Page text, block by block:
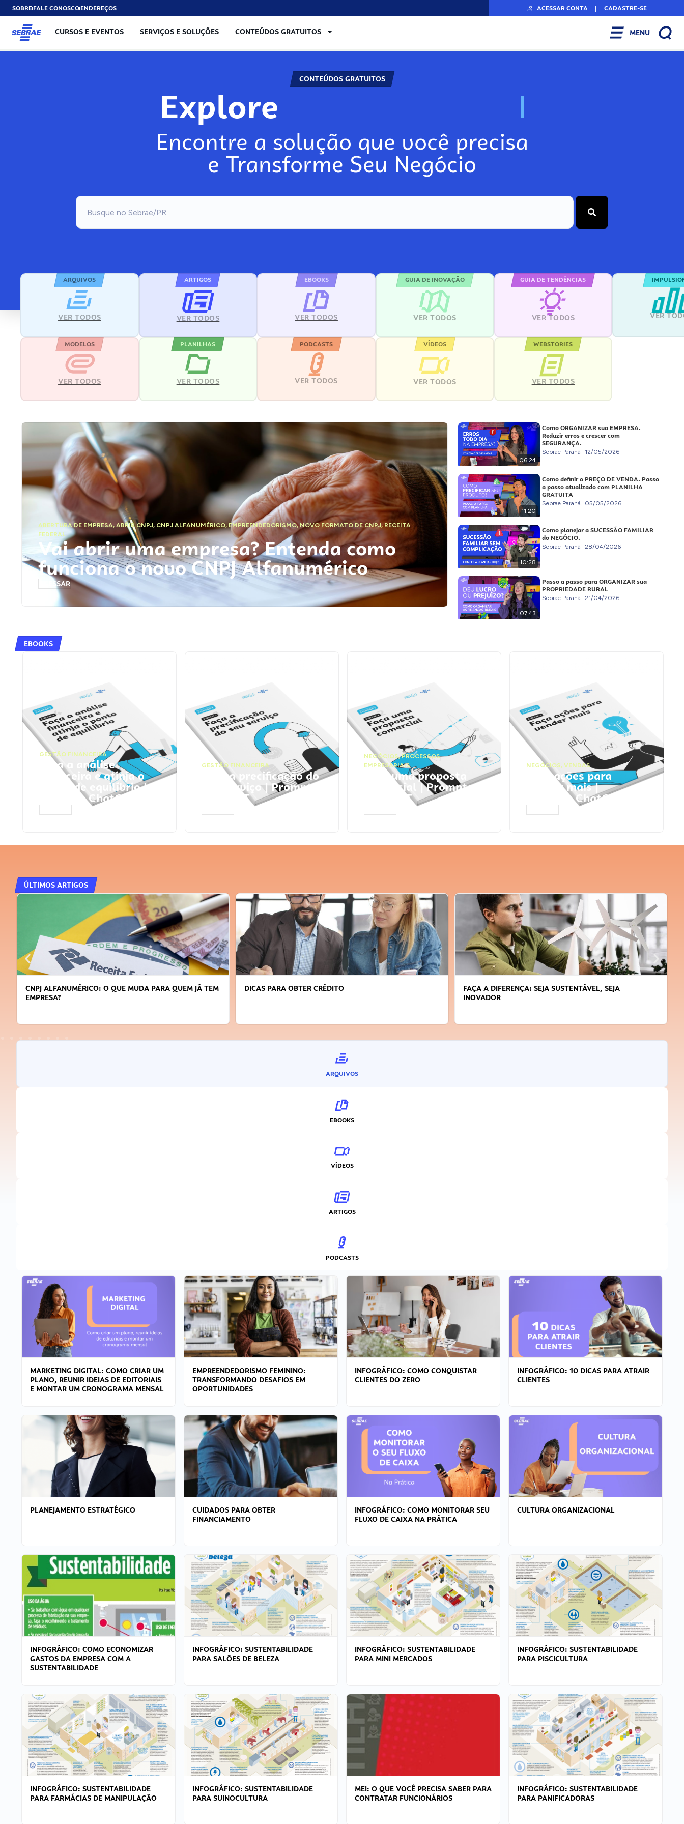
SOBREFALE CONOSCOENDEREÇOS ACESSAR CONTA | CADASTRE-SE
CURSOS E EVENTOS SERVIÇOS E SOLUÇÕES CONTEÚDOS GRATUITOS MENU
CONTEÚDOS GRATUITOS
Explore N
Encontre a solução que você precisa
e Transforme Seu Negócio
ARQUIVOS
VER TODOS
ARTIGOS
VER TODOS
EBOOKS
VER TODOS
GUIA DE INOVAÇÃO
VER TODOS
GUIA DE TENDÊNCIAS
VER TODOS VER
MODELOS
VER TODOS
PLANILHAS
VER TODOS
PODCASTS
VER TODOS
VÍDEOS
VER TODOS
WEBSTORIES
VER TODOS
ABERTURA DE EMPRESA,ABRIR CNPJ, CNPJ ALFANUMÉRICO, EMPREENDEDORISMO,NOVO FORMATO DE CNPJ,RECEITA
FEDERAL
Vai abrir uma empresa? Entenda como
funciona o novo CNPJ Alfanumérico
ACESSAR
06:24
Como ORGANIZAR sua EMPRESA.
Reduzir erros e crescer com
SEGURANÇA.
Sebrae Paraná 12/05/2026
11:20
Como definir o PREÇO DE VENDA. Passo
a passo atualizado com PLANILHA
GRATUITA
Sebrae Paraná 05/05/2026
10:28
Como planejar a SUCESSÃO FAMILIAR
do NEGÓCIO.
Sebrae Paraná 28/04/2026
07:43
Passo a passo para ORGANIZAR sua
PROPRIEDADE RURAL
Sebrae Paraná 21/04/2026
EBOOKS
GESTÃO FINANCEIRA
Faça a análise
financeira e atinja o
ponto de equilíbrio |
Prompts ChatGPT
GESTÃO FINANCEIRA
Faça a precificação do
seu serviço | Prompts
ChatGPT
NEGÓCIOS,PROCESSOS
EMPRESARIAIS
Faça uma proposta
comercial | Prompts
ChatGPT
NEGÓCIOS, VENDAS
Faça ações para
vender mais |
Prompts ChatGPT
ÚLTIMOS ARTIGOS
DICAS PARA OBTER CRÉDITO
FAÇA A DIFERENÇA: SEJA SUSTENTÁVEL, SEJA
APRENDA A GERENCIAR O SEU TEMPO
ARQUIVOS
EBOOKS
VÍDEOS
ARTIGOS
PODCASTS
MARKETING DIGITAL: COMO CRIAR UM
PLANO, REUNIR IDEIAS DE EDITORIAIS
E MONTAR UM CRONOGRAMA MENSAL
EMPREENDEDORISMO FEMININO:
TRANSFORMANDO DESAFIOS EM
OPORTUNIDADES
INFOGRÁFICO: COMO CONQUISTAR
CLIENTES DO ZERO
INFOGRÁFICO: 10 DICAS PARA ATRAIR
CLIENTES
PLANEJAMENTO ESTRATÉGICO
CUIDADOS PARA OBTER
FINANCIAMENTO
INFOGRÁFICO: COMO MONITORAR SEU
FLUXO DE CAIXA NA PRÁTICA
CULTURA ORGANIZACIONAL
INFOGRÁFICO: COMO ECONOMIZAR
GASTOS DA EMPRESA COM A
SUSTENTABILIDADE
INFOGRÁFICO: SUSTENTABILIDADE
PARA SALÕES DE BELEZA
INFOGRÁFICO: SUSTENTABILIDADE
PARA MINI MERCADOS
INFOGRÁFICO: SUSTENTABILIDADE
PARA PISCICULTURA
INFOGRÁFICO: SUSTENTABILIDADE
PARA FARMÁCIAS DE MANIPULAÇÃO
INFOGRÁFICO: SUSTENTABILIDADE
PARA SUINOCULTURA
MEI: O QUE VOCÊ PRECISA SABER PARA
CONTRATAR FUNCIONÁRIOS
INFOGRÁFICO: SUSTENTABILIDADE
PARA PANIFICADORAS